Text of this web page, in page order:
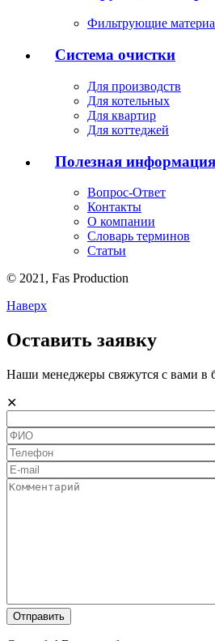
Фильтрующие
Система очистки
Для производств
Для котельных
Для квартир
Для коттеджей
Полезная информация
Вопрос-Ответ
Контакты
О компании
Словарь терминов
Статьи
© 2021, Fas Production
Наверх
Оставить заявку
Наши менеджеры свяжутся с вами в
✕